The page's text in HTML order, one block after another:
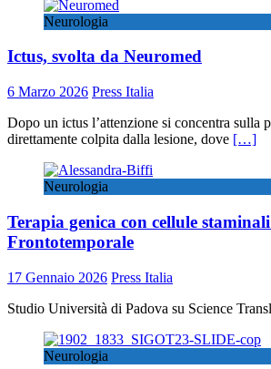
Neurologia
Ictus, svolta da Neuromed
6 Marzo 2026 Press Italia
Dopo un ictus l’attenzione si concentra sulla
direttamente colpita dalla lesione, dove […]
Neurologia
Terapia genica con cellule
Frontotemporale
17 Gennaio 2026 Press Italia
Studio Università di Padova su Science
Neurologia